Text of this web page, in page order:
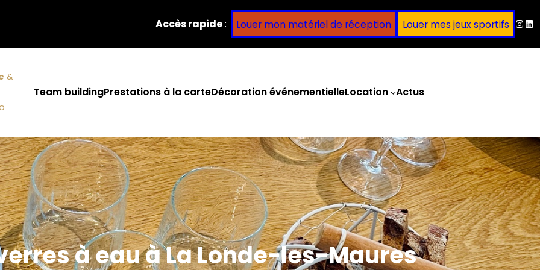
Accès rapide: Louer mon matériel de réception Louer mes jeux sportifs
&
Team buildingPrestations à la carteDécoration événementielleLocation Actus
à eau à La Londe-les-Maures